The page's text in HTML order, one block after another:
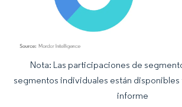
Imagen © Mordor Intelligence. El uso requiere
Nota: Las participaciones de
segmentos individuales están disponibles
informe